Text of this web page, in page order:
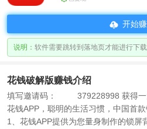
开始
说明： 软件需要跳转到落地页才能进行下载
花钱破解版赚钱介绍
填写邀请码：
379228998 获得
花钱APP，聪明的生活习惯，中国首
1、花钱APP提供为您量身制作的锁屏